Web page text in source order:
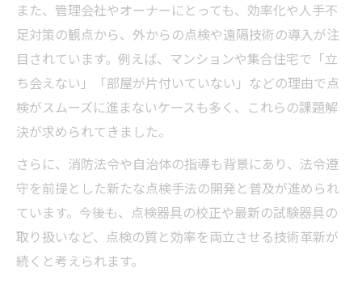
また、管理会社やオーナーにとっても、効率化や人手不
足対策の観点から、外からの点検や遠隔技術の導入が注
目されています。例えば、マンションや集合住宅で「立
ち会えない」「部屋が片付いていない」などの理由で点
検がスムーズに進まないケースも多く、これらの課題解
決が求められてきました。
さらに、消防法令や自治体の指導も背景にあり、法令遵
守を前提とした新たな点検手法の開発と普及が進められ
ています。今後も、点検器具の校正や最新の試験器具の
取り扱いなど、点検の質と効率を両立させる技術革新が
続くと考えられます。